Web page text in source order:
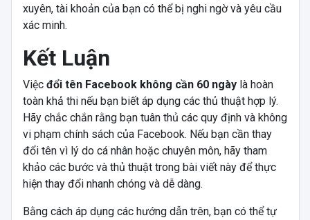
xuyên, tài khoản của bạn có thể bị nghi ngờ và yêu cầu
xác minh.
Kết Luận
Việc đổi tên Facebook không cần 60 ngàylà hoàn
toàn khả thi nếu bạn biết áp dụng các thủ thuật hợp lý.
Hãy chắc chắn rằng bạn tuân thủ các quy định và không
vi phạm chính sách của Facebook. Nếu bạn cần thay
đổi tên vì lý do cá nhân hoặc chuyên môn, hãy tham
khảo các bước và thủ thuật trong bài viết này để thực
hiện thay đổi nhanh chóng và dễ dàng.
Bằng cách áp dụng các hướng dẫn trên, bạn có thể tự